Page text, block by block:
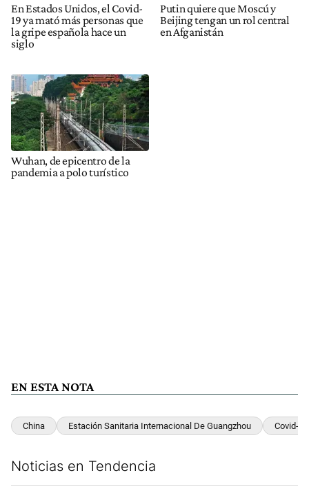
En Estados Unidos, el Covid-
19 ya mató más personas que
la gripe española hace un
siglo
Putin quiere que Moscú y
Beijing tengan un rol central
en Afganistán
Wuhan, de epicentro de la
pandemia a polo turístico
EN ESTA NOTA
China Estación Sanitaria Internacional De Guangzhou Covid-19
Noticias en Tendencia